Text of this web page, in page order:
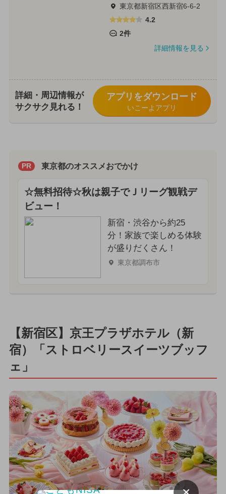
東京都新宿区西新宿6-6-2
4.2
2件
詳細情報を見る
詳細・周辺情報が
サクサク見れる！
アプリをダウンロード
いこーよアプリ
PR 東京都のオススメおでかけ
☆無料招待☆秋は親子でＪリーグ観戦デ
ビュー！
新宿・渋谷から約25
分！家族で楽しめる体験
が盛りだくさん！
東京都調布市
【新宿区】京王プラザホテル（新
宿）「ストロベリースイーツブッフ
ェ」